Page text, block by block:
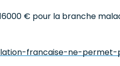
€ pour la branche
francaise-ne-